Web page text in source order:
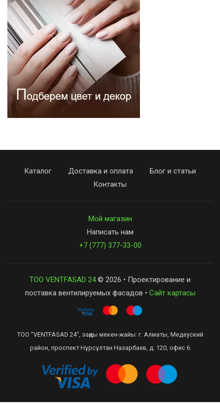
Каталог Доставка и оплата
Блог и статьи
Контакты
Мой магазин
Написать нам
+7 (777) 377-33-00
ТОО VENTFASAD 24© 2026 • Проектирование и
поставка вентилируемых фасадов • Сайт картасы
ТОО "VENTFASAD 24", заңды мекен-жайы: г. Алматы, Медеуский
район, проспект Нұрсұлтан Назарбаев, д. 120, офис 6